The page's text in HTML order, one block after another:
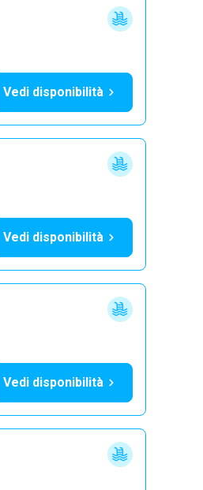
Vedi disponibilità
Vedi disponibilità
Vedi disponibilità